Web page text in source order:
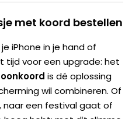
met koord bestellen
iPhone in je hand of
tijd voor een upgrade: het
is dé oplossing
wil combineren. Of
naar een festival gaat of